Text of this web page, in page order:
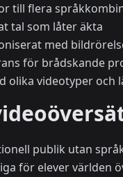
till flera
tal som låter äkta
med
för brådskande
olika videotyper och
publik utan
för elever världen